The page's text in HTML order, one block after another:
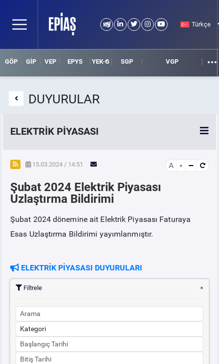
Türkçe
GÖP GİP VEP EPYS YEK-G SGP VGP
DUYURULAR
ELEKTRİK PİYASASI
SPOT ELEKTRİK PİYASALARI
ÖRNEK FİNANS BELGELERİ
VADELİ ELEKTRİK PİYASASI
SERBEST TÜKETİCİ
TEMİNAT
BÜLTENLER
15.03.2024 / 14:51 A
Şubat 2024 Elektrik Piyasası
Uzlaştırma Bildirimi
Şubat 2024 dönemine ait Elektrik Piyasası Faturaya
Esas Uzlaştırma Bildirimi yayımlanmıştır.
ELEKTRİK PİYASASI DUYURULARI
Filtrele